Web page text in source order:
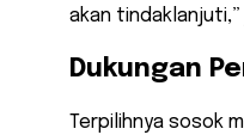
akan
Dukungan
​Terpilihnya sosok